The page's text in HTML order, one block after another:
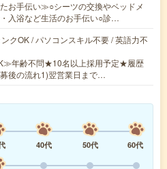
お手伝い≫○シーツの交換やベッドメ
入浴など生活のお手伝い○診…
クOK / パソコンスキル不要 / 英語力不
年齢不問★10名以上採用予定★履歴
後の流れ1)翌営業日まで…
40代 50代
60代